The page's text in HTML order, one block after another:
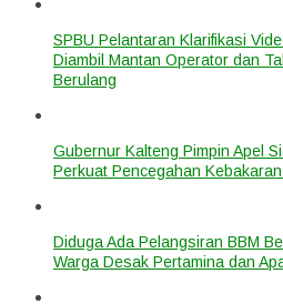
SPBU Pelantaran Klarifikasi
Diambil Mantan Operator dan
Berulang
Gubernur Kalteng Pimpin Apel
Perkuat Pencegahan
Diduga Ada Pelangsiran BBM
Warga Desak Pertamina dan